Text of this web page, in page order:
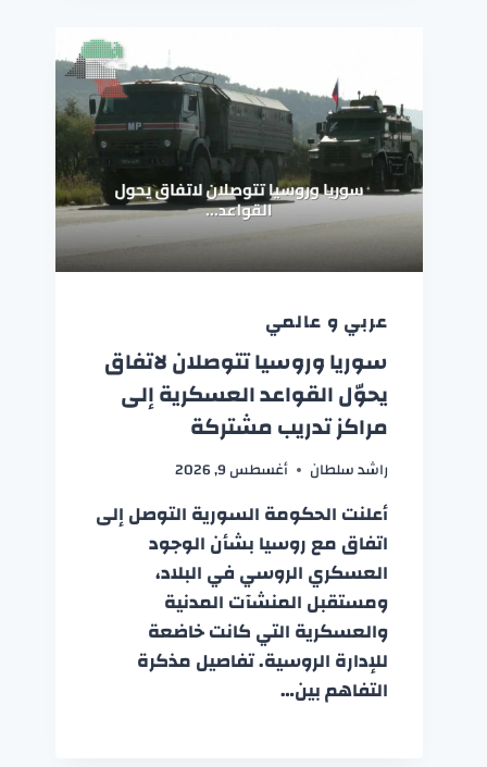
عربي و عالمي
سوريا وروسيا تتوصلان لاتفاق
يحوّل القواعد العسكرية إلى
مراكز تدريب مشتركة
راشد سلطان أغسطس 9, 2026
أعلنت الحكومة السورية التوصل إلى
اتفاق مع روسيا بشأن الوجود
العسكري الروسي في البلاد،
ومستقبل المنشآت المدنية
والعسكرية التي كانت خاضعة
للإدارة الروسية. تفاصيل مذكرة
التفاهم بين…